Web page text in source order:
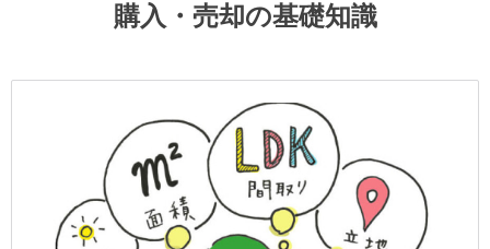
購入・売却の基礎知識